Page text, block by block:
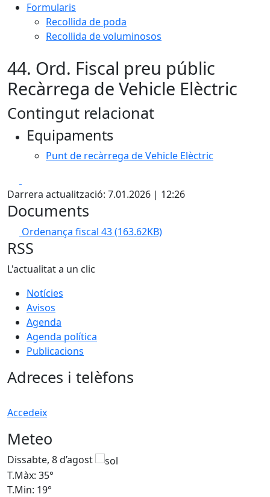
Formularis
Recollida de poda
Recollida de voluminosos
44. Ord. Fiscal preu públic
Recàrrega de Vehicle Elèctric
Contingut relacionat
Equipaments
Punt de recàrrega de Vehicle Elèctric
Darrera actualització: 7.01.2026 | 12:26
Documents
Ordenança fiscal 43(163.62KB)
RSS
L'actualitat a un clic
Notícies
Avisos
Agenda
Agenda política
Publicacions
Adreces i telèfons
Accedeix
Meteo
Dissabte, 8 d’agost
T.Màx: 35°
T.Min: 19°